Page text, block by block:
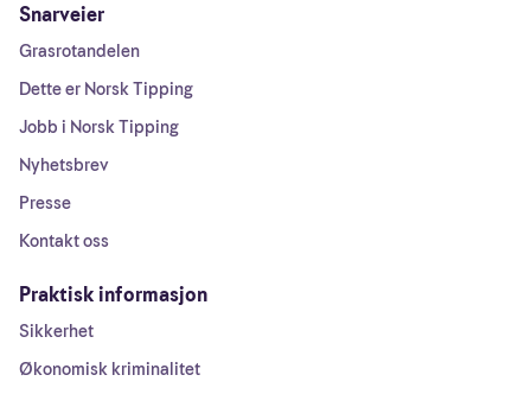
Snarveier
Grasrotandelen
Dette er Norsk Tipping
Jobb i Norsk Tipping
Nyhetsbrev
Presse
Kontakt oss
Praktisk informasjon
Sikkerhet
Økonomisk kriminalitet